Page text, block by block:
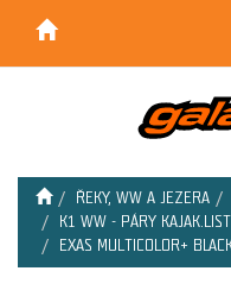
ŘEKY, WW A JEZERA
K1 WW - PÁRY
EXAS MULTICOLOR+